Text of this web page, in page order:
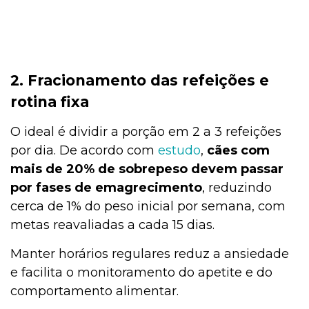
2. Fracionamento das refeições e
rotina fixa
O ideal é dividir a porção em 2 a 3 refeições
por dia. De acordo com estudo, cães com
mais de 20% de sobrepeso devem passar
por fases de emagrecimento, reduzindo
cerca de 1% do peso inicial por semana, com
metas reavaliadas a cada 15 dias.
Manter horários regulares reduz a ansiedade
e facilita o monitoramento do apetite e do
comportamento alimentar.